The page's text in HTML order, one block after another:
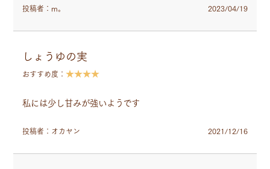
投稿者：m。 2023/04/19
しょうゆの実
おすすめ度： ★★★★
私には少し甘みが強いようです
投稿者：オカヤン 2021/12/16